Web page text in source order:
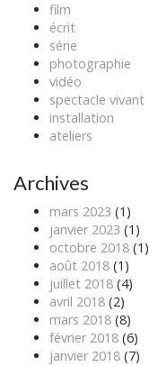
o
film
écrit
série
photographie
vidéo
spectacle vivant
installation
ateliers
Archives
mars 2023 (1)
janvier 2023 (1)
octobre 2018 (1)
août 2018 (1)
juillet 2018 (4)
avril 2018 (2)
mars 2018 (8)
février 2018 (6)
janvier 2018 (7)